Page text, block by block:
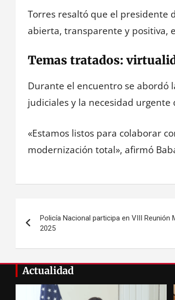
Torres resaltó que el presidente
abierta, transparente y positiva,
Temas tratados:
Durante el encuentro se abordó
judiciales y la necesidad
«Estamos listos para colaborar
modernización total», afirmó
de
entradas
Policía Nacional participa en VIII Reunión
2025
Actualidad